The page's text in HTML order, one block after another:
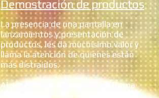
Demostración de productos
La presencia de una pantalla en
lanzamientos y presentación de
productos, les da muchísimo valor y
llama la atención de quienes están
más distraídos.
Al enseñar el artículo de una forma
dinámica o presentar una película